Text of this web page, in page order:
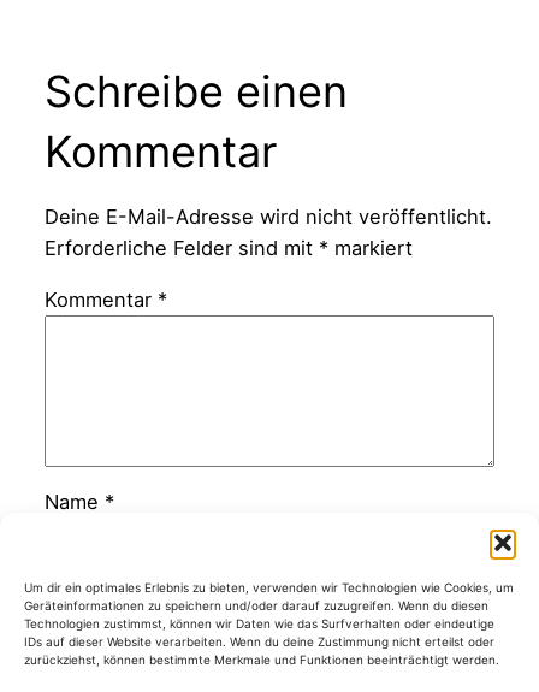
Um dir ein optimales Erlebnis zu bieten, verwenden wir Technologien wie Cookies, um
Geräteinformationen zu speichern und/oder darauf zuzugreifen. Wenn du diesen
Technologien zustimmst, können wir Daten wie das Surfverhalten oder eindeutige
IDs auf dieser Website verarbeiten. Wenn du deine Zustimmung nicht erteilst oder
zurückziehst, können bestimmte Merkmale und Funktionen beeinträchtigt werden.
Schreibe einen
Kommentar
Deine E-Mail-Adresse wird nicht veröffentlicht.
Erforderliche Felder sind mit *markiert
Kommentar *
Name *
E-Mail-Adresse*
Website